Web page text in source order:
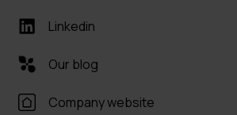
Linkedin
Our blog
Company website